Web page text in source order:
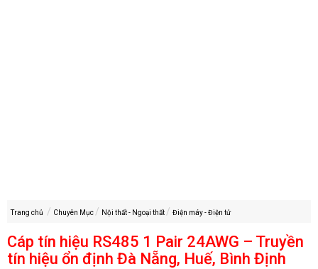
Trang chủ Chuyên Mục Nội thất - Ngoại thất Điện máy - Điện tử
Cáp tín hiệu RS485 1 Pair 24AWG – Truyền
tín hiệu ổn định Đà Nẵng, Huế, Bình Định